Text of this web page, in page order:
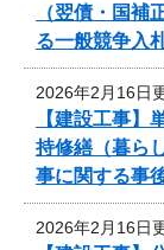
（翌債・国補
る一般競争入
2026年2月16日
【建設工事
持修繕（暮ら
事に関する事
2026年2月16日